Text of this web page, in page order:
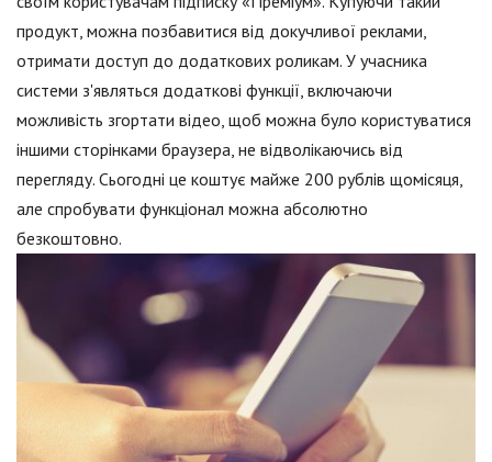
продукт, можна позбавитися від докучливої реклами,
отримати доступ до додаткових роликам. У учасника
системи з'являться додаткові функції, включаючи
можливість згортати відео, щоб можна було користуватися
іншими сторінками браузера, не відволікаючись від
перегляду. Сьогодні це коштує майже 200 рублів щомісяця,
але спробувати функціонал можна абсолютно
безкоштовно.